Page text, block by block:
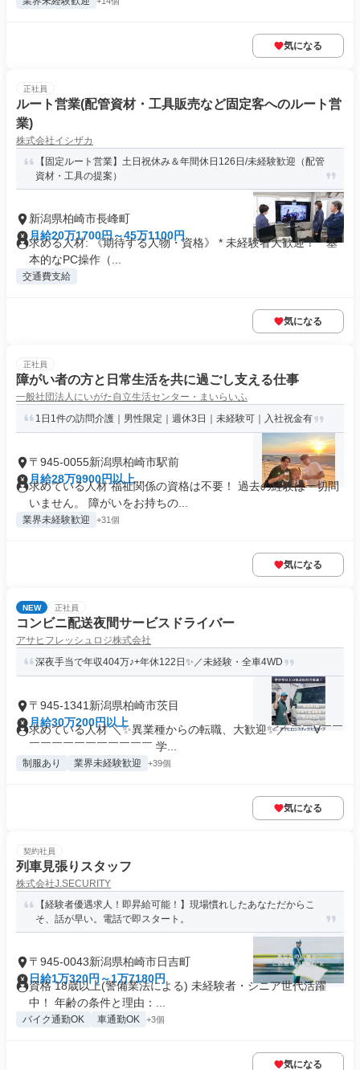
気になる
正社員
ルート営業(配管資材・工具販売など固定客へのルート営
業)
株式会社イシザカ
【固定ルート営業】土日祝休み＆年間休日126日/未経験歓迎（配管
資材・工具の提案）
新潟県柏崎市長峰町
月給20万1700円～45万1100円
求める人材: 《期待する人物・資格》 * 未経験者大歓迎！ * 基
本的なPC操作（...
交通費支給
気になる
正社員
障がい者の方と日常生活を共に過ごし支える仕事
一般社団法人にいがた自立生活センター・まいらいふ
1日1件の訪問介護｜男性限定｜週休3日｜未経験可｜入社祝金有
〒945-0055新潟県柏崎市駅前
月給28万9900円以上
求めている人材 福祉関係の資格は不要！ 過去の経験は一切問
いません。 障がいをお持ちの...
業界未経験歓迎 +31個
気になる
NEW 正社員
コンビニ配送夜間サービスドライバー
アサヒフレッシュロジ株式会社
深夜手当で年収404万♪+年休122日✨／未経験・全車4WD
〒945-1341新潟県柏崎市茨目
月給30万200円以上
求めている人材 ＼✨異業種からの転職、大歓迎✨／ ￣￣V￣￣
￣￣￣￣￣￣￣￣￣￣￣ 学...
制服あり 業界未経験歓迎 +39個
気になる
契約社員
列車見張りスタッフ
株式会社J.SECURITY
【経験者優遇求人！即昇給可能！】現場慣れしたあなただからこ
そ、話が早い。電話で即スタート。
〒945-0043新潟県柏崎市日吉町
日給1万320円～1万7180円
資格 18歳以上(警備業法による) 未経験者・シニア世代活躍
中！ 年齢の条件と理由：...
バイク通勤OK 車通勤OK +3個
気になる